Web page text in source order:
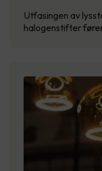
Utfasingen av
halogenstifter